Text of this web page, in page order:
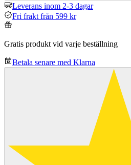
Leverans inom 2-3 dagar
Fri frakt från 599 kr
Gratis produkt vid varje beställning
Betala senare med Klarna